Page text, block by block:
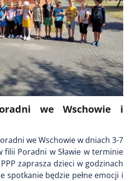
we Wschowie i
we Wschowie w dniach 3-7
filii Poradni w Sławie w terminie
zaprasza dzieci w godzinach
spotkanie będzie pełne emocji i